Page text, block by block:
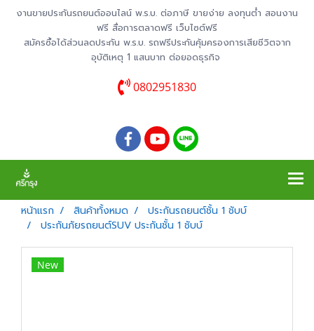
งานขายประกันรถยนต์ออนไลน์ พ.ร.บ. ต่อภาษี ขายง่าย ลงทุนต่ำ สอนงาน
ฟรี สื่อการตลาดฟรี เว็บไซต์ฟรี
สมัครซื้อได้ส่วนลดประกัน พ.ร.บ. รถฟรีประกันคุ้มครองการเสียชีวิตจาก
อุบัติเหตุ 1 แสนบาท ต่อยอดธุรกิจ
0802951830
หน้าแรก สินค้าทั้งหมด
ประกันรถยนต์ชั้น 1 ชับบ์
ประกันภัยรถยนต์SUV ประกันชั้น 1 ชับบ์
New